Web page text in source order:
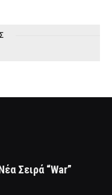
Σειρά “War”